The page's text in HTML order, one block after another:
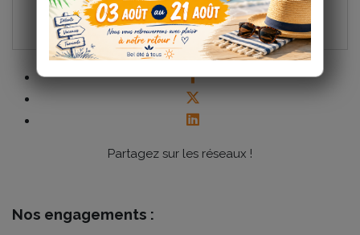
Partagez sur les réseaux !
Nos engagements :